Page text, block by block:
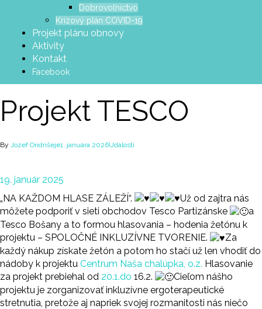
Dobrovoľníctvo
Krízový plán COVID-19
Projekt plánu obnovy
Aktivity
Kontakt
Facebook
Projekt TESCO
By Jozef Ondrišeje1. januára 2026Udalosti
19. január 2025
„NA KAŽDOM HLASE ZÁLEŽÍ“.
Už od zajtra nás
môžete podporiť v sieti obchodov Tesco Partizánske
a
Tesco Bošany a to formou hlasovania – hodenia žetónu k
projektu – SPOLOČNÉ INKLUZÍVNE TVORENIE.
Za
každý nákup získate žetón a potom ho stačí už len vhodiť do
nádoby k projektu Centrum Naša chalúpka, o.z. Hlasovanie
za projekt prebiehal od 20.1.do 16.2.
Cieľom nášho
projektu je zorganizovať inkluzívne ergoterapeutické
stretnutia, pretože aj napriek svojej rozmanitosti nás niečo